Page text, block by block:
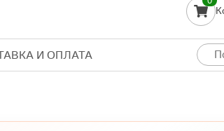
И ОПЛАТА